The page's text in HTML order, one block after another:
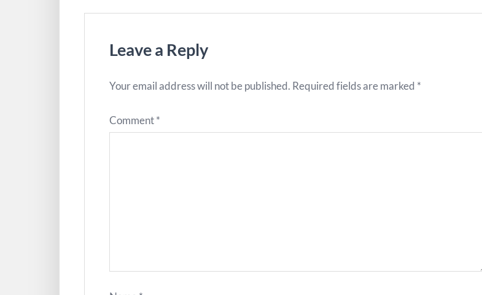
Leave a Reply
Your email address will not be published. Required fields are marked *
Comment*